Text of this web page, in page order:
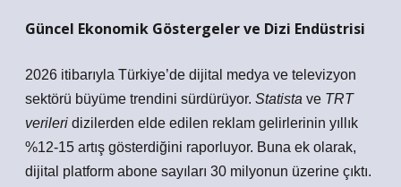
Güncel Ekonomik Göstergeler ve Dizi Endüstrisi
2026 itibarıyla Türkiye’de dijital medya ve televizyon
sektörü büyüme trendini sürdürüyor. Statista ve TRT
verileri dizilerden elde edilen reklam gelirlerinin yıllık
%12-15 artış gösterdiğini raporluyor. Buna ek olarak,
dijital platform abone sayıları 30 milyonun üzerine çıktı.